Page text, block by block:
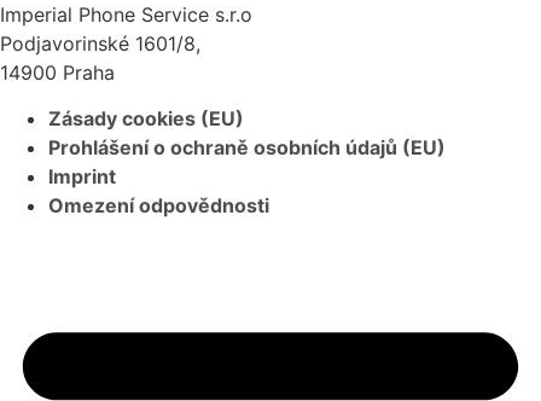
Imperial Phone Service s.r.o
Podjavorinské 1601/8,
14900 Praha
Zásady cookies (EU)
Prohlášení o ochraně osobních údajů (EU)
Imprint
Omezení odpovědnosti